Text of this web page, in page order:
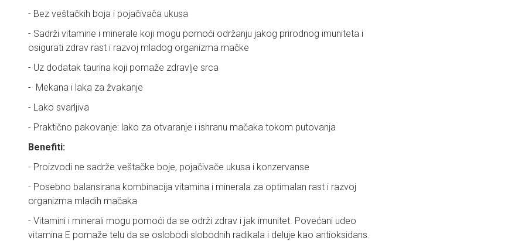
- Bez veštačkih boja i pojačivača ukusa
- Sadrži vitamine i minerale koji mogu pomoći održanju jakog prirodnog imuniteta i
osigurati zdrav rast i razvoj mladog organizma mačke
- Uz dodatak taurina koji pomaže zdravlje srca
- Mekana i laka za žvakanje
- Lako svarljiva
- Praktično pakovanje: lako za otvaranje i ishranu mačaka tokom putovanja
Benefiti:
- Proizvodi ne sadrže veštačke boje, pojačivače ukusa i konzervanse
- Posebno balansirana kombinacija vitamina i minerala za optimalan rast i razvoj
organizma mladih mačaka
- Vitamini i minerali mogu pomoći da se održi zdrav i jak imunitet. Povećani udeo
vitamina E pomaže telu da se oslobodi slobodnih radikala i deluje kao antioksidans.